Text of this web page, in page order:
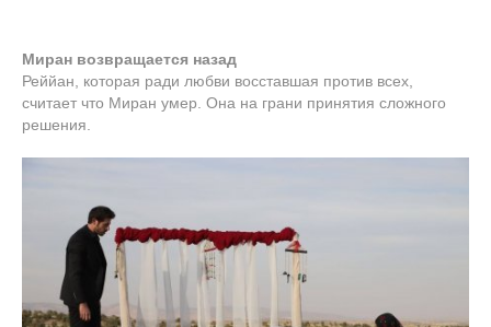
Миран возвращается назад
Реййан, которая ради любви восставшая против всех,
считает что Миран умер. Она на грани принятия сложного
решения.